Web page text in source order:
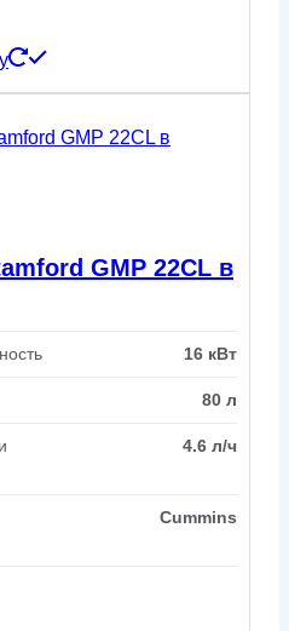
GMP 22CL в
16 кВт
80 л
4.6 л/ч
Cummins